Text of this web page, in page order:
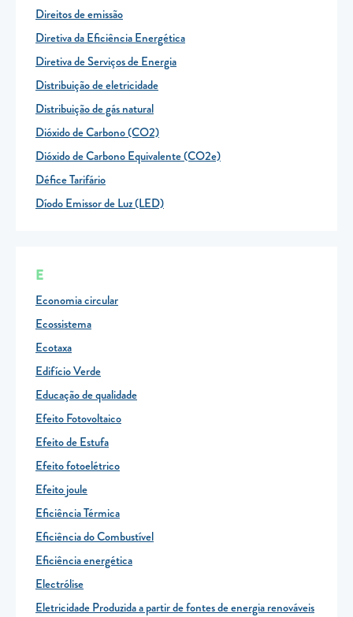
Direitos de emissão
Diretiva da Eficiência Energética
Diretiva de Serviços de Energia
Distribuição de eletricidade
Distribuição de gás natural
Dióxido de Carbono (CO2)
Dióxido de Carbono Equivalente (CO2e)
Défice Tarifário
Díodo Emissor de Luz (LED)
E
Economia circular
Ecossistema
Ecotaxa
Edifício Verde
Educação de qualidade
Efeito Fotovoltaico
Efeito de Estufa
Efeito fotoelétrico
Efeito joule
Eficiência Térmica
Eficiência do Combustível
Eficiência energética
Electrólise
Eletricidade Produzida a partir de fontes de energia renováveis